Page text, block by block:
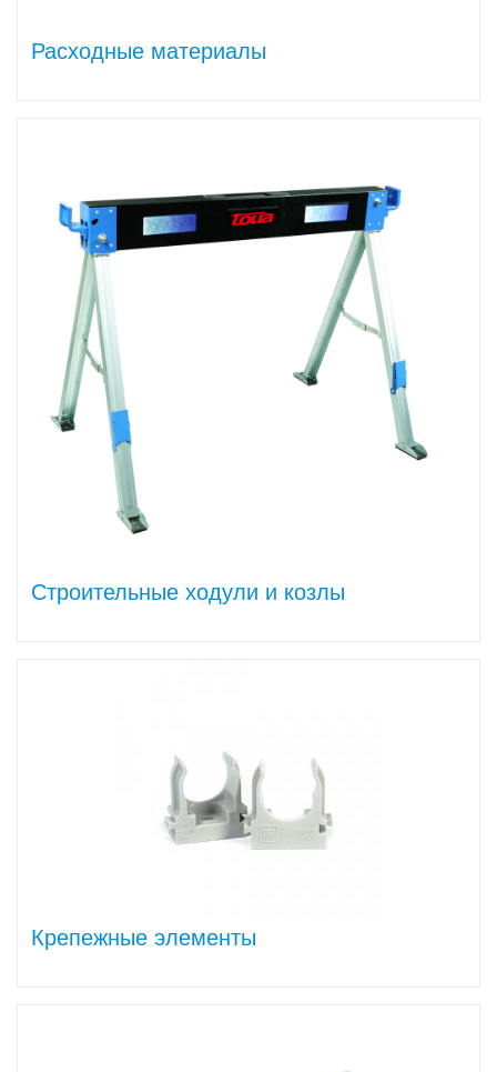
Расходные материалы
Строительные ходули и козлы
Крепежные элементы